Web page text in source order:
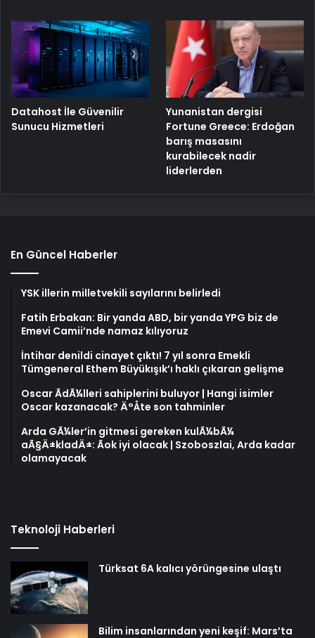
Datahost İle Güvenilir
Sunucu Hizmetleri
Yunanistan dergisi
Fortune Greece: Erdoğan
barış masasını
kurabilecek nadir
liderlerden
En Güncel Haberler
YSK illerin milletvekili sayılarını belirledi
Fatih Erbakan: Bir yanda ABD, bir yanda YPG biz de
Emevi Camii’nde namaz kılıyoruz
İntihar denildi cinayet çıktı! 7 yıl sonra Emekli
Tümgeneral Ethem Büyükışık’ı haklı çıkaran gelişme
Oscar ÃdÃ¼lleri sahiplerini buluyor | Hangi isimler
Oscar kazanacak? Ä°Åte son tahminler
Arda GÃ¼ler’in gitmesi gereken kulÃ¼bÃ¼
aÃ§Ä±kladÄ±: Ãok iyi olacak | Szoboszlai, Arda kadar
olamayacak
Teknoloji Haberleri
Türksat 6A kalıcı yörüngesine ulaştı
Bilim insanlarından yeni keşif: Mars’ta